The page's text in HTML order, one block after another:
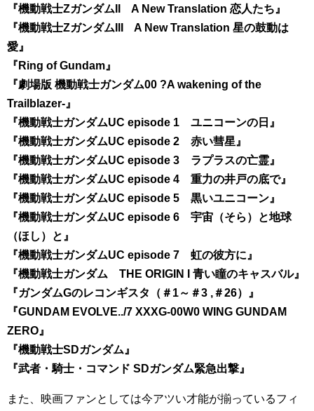
『機動戦士ZガンダムII A New Translation 恋人たち』
『機動戦士ZガンダムIII A New Translation 星の鼓動は
愛』
『Ring of Gundam』
『劇場版 機動戦士ガンダム00 ?A wakening of the
Trailblazer-』
『機動戦士ガンダムUC episode 1 ユニコーンの日』
『機動戦士ガンダムUC episode 2 赤い彗星』
『機動戦士ガンダムUC episode 3 ラプラスの亡霊』
『機動戦士ガンダムUC episode 4 重力の井戸の底で』
『機動戦士ガンダムUC episode 5 黒いユニコーン』
『機動戦士ガンダムUC episode 6 宇宙（そら）と地球
（ほし）と』
『機動戦士ガンダムUC episode 7 虹の彼方に』
『機動戦士ガンダム THE ORIGIN I 青い瞳のキャスバル』
『ガンダムGのレコンギスタ（＃1～＃3 ,＃26）』
『GUNDAM EVOLVE../7 XXXG-00W0 WING GUNDAM
ZERO』
『機動戦士SDガンダム』
『武者・騎士・コマンド SDガンダム緊急出撃』
また、映画ファンとしては今アツい才能が揃っているフィ